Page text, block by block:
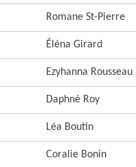
Romane St-Pierre
Éléna Girard
Ezyhanna Rousseau
Daphné Roy
Léa Boutin
Coralie Bonin